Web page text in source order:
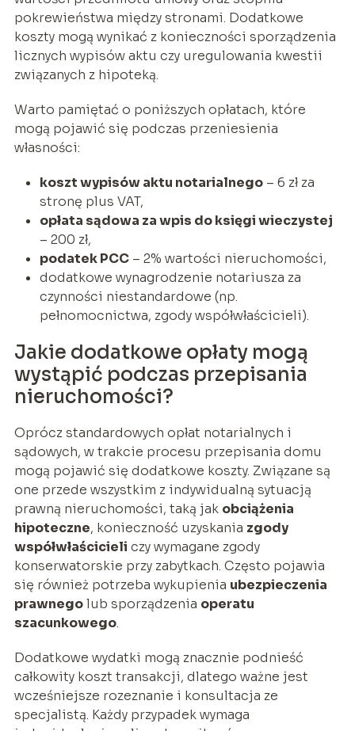
pokrewieństwa między stronami. Dodatkowe
koszty mogą wynikać z konieczności sporządzenia
licznych wypisów aktu czy uregulowania kwestii
związanych z hipoteką.
Warto pamiętać o poniższych opłatach, które
mogą pojawić się podczas przeniesienia
własności:
koszt wypisów aktu notarialnego– 6 zł za
stronę plus VAT,
opłata sądowa za wpis do księgi wieczystej
– 200 zł,
podatek PCC– 2% wartości nieruchomości,
dodatkowe wynagrodzenie notariusza za
czynności niestandardowe (np.
pełnomocnictwa, zgody współwłaścicieli).
Jakie dodatkowe opłaty mogą
wystąpić podczas przepisania
nieruchomości?
Oprócz standardowych opłat notarialnych i
sądowych, w trakcie procesu przepisania domu
mogą pojawić się dodatkowe koszty. Związane są
one przede wszystkim z indywidualną sytuacją
prawną nieruchomości, taką jak obciążenia
hipoteczne, konieczność uzyskania zgody
współwłaścicieli czy wymagane zgody
konserwatorskie przy zabytkach. Często pojawia
się również potrzeba wykupienia ubezpieczenia
prawnegolub sporządzenia operatu
szacunkowego.
Dodatkowe wydatki mogą znacznie podnieść
całkowity koszt transakcji, dlatego ważne jest
wcześniejsze rozeznanie i konsultacja ze
specjalistą. Każdy przypadek wymaga